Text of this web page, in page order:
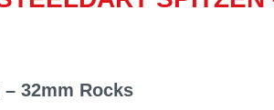
32mm Rocks